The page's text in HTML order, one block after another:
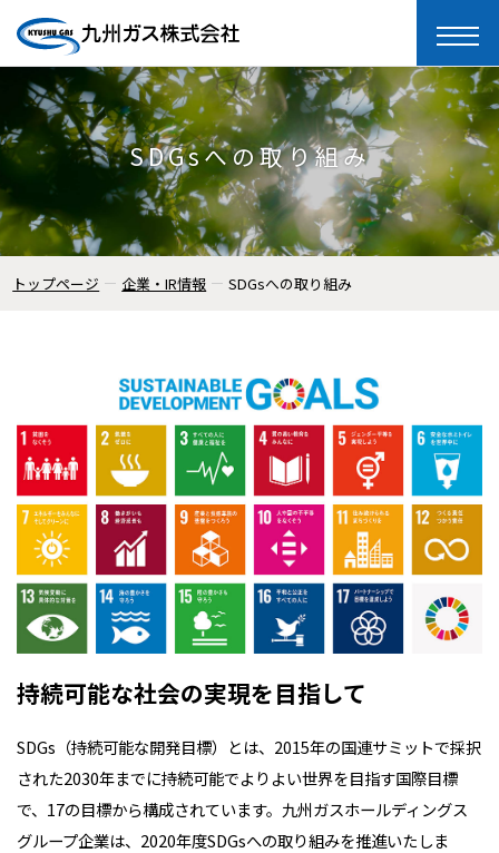
toggle
SDGsへの取り組み
トップページ 企業・IR情報 SDGsへの取り組み
持続可能な社会の実現を目指して
SDGs（持続可能な開発目標）とは、2015年の国連サミットで採択
された2030年までに持続可能でよりよい世界を目指す国際目標
で、17の目標から構成されています。九州ガスホールディングス
グループ企業は、2020年度SDGsへの取り組みを推進いたしま